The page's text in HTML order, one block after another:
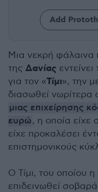
Add
Μια νεκρή φάλαινα
της Δανίας
για τον «Τίμι», την
διασωθεί νωρίτερα
μιας επιχείρησης
ευρώ, η οποία είχε
είχε προκαλέσει
επιστημονικούς
Ο Τίμι, του οποίου
επιδεινωθεί